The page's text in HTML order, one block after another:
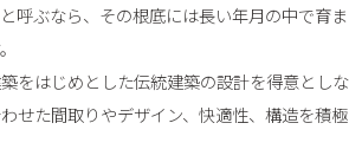
呼ぶなら、その根底には長い年月の中で育ま
をはじめとした伝統建築の設計を得意としな
せた間取りやデザイン、快適性、構造を積極